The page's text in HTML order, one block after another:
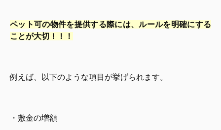
ペット可の物件を提供する際には、ルールを明確にする
ことが大切！！！
例えば、以下のような項目が挙げられます。
・敷金の増額